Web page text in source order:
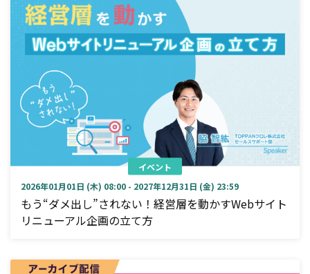
イベント
2026年01月01日 (木) 08:00 - 2027年12月31日 (金) 23:59
もう“ダメ出し”されない！経営層を動かすWebサイト
リニューアル企画の立て方